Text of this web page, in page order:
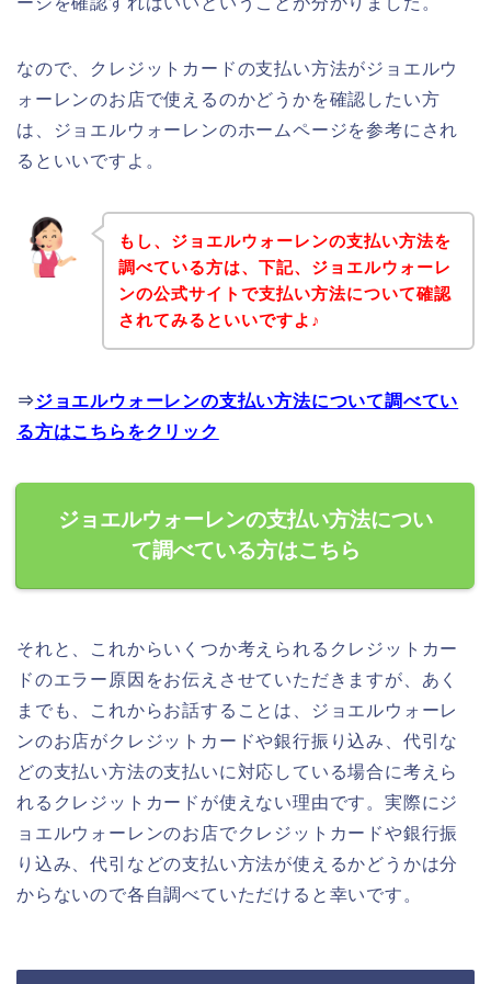
なので、クレジットカードの支払い方法がジョエルウ
ォーレンのお店で使えるのかどうかを確認したい方
は、ジョエルウォーレンのホームページを参考にされ
るといいですよ。
もし、ジョエルウォーレンの支払い方法を
調べている方は、下記、ジョエルウォーレ
ンの公式サイトで支払い方法について確認
されてみるといいですよ♪
⇒ジョエルウォーレンの支払い方法について調べてい
る方はこちらをクリック
ジョエルウォーレンの支払い方法につい
て調べている方はこちら
それと、これからいくつか考えられるクレジットカー
ドのエラー原因をお伝えさせていただきますが、あく
までも、これからお話することは、ジョエルウォーレ
ンのお店がクレジットカードや銀行振り込み、代引な
どの支払い方法の支払いに対応している場合に考えら
れるクレジットカードが使えない理由です。実際にジ
ョエルウォーレンのお店でクレジットカードや銀行振
り込み、代引などの支払い方法が使えるかどうかは分
からないので各自調べていただけると幸いです。